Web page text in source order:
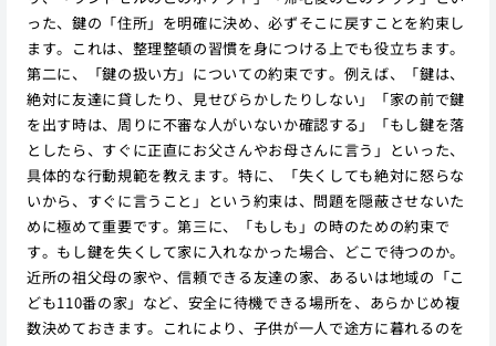
った、鍵の「住所」を明確に決め、必ずそこに戻すことを約束し
ます。これは、整理整頓の習慣を身につける上でも役立ちます。
第二に、「鍵の扱い方」についての約束です。例えば、「鍵は、
絶対に友達に貸したり、見せびらかしたりしない」「家の前で鍵
を出す時は、周りに不審な人がいないか確認する」「もし鍵を落
としたら、すぐに正直にお父さんやお母さんに言う」といった、
具体的な行動規範を教えます。特に、「失くしても絶対に怒らな
いから、すぐに言うこと」という約束は、問題を隠蔽させないた
めに極めて重要です。第三に、「もしも」の時のための約束で
す。もし鍵を失くして家に入れなかった場合、どこで待つのか。
近所の祖父母の家や、信頼できる友達の家、あるいは地域の「こ
ども110番の家」など、安全に待機できる場所を、あらかじめ複
数決めておきます。これにより、子供が一人で途方に暮れるのを